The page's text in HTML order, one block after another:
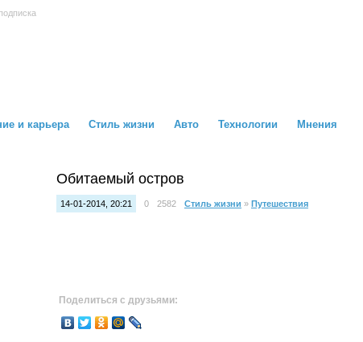
и карьера Стиль жизни Авто Технологии Мнения
Обитаемый остров
14-01-2014, 20:21 0 2582 Стиль жизни » Путешествия
Поделиться с друзьями: